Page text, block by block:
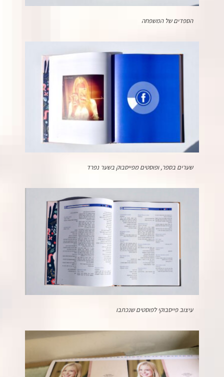
הספדים של המשפחה
שערים בספר, ופוסטים מפייסבוק בשער נפרד
עיצוב פייסבוקי לפוסטים שנכתבו